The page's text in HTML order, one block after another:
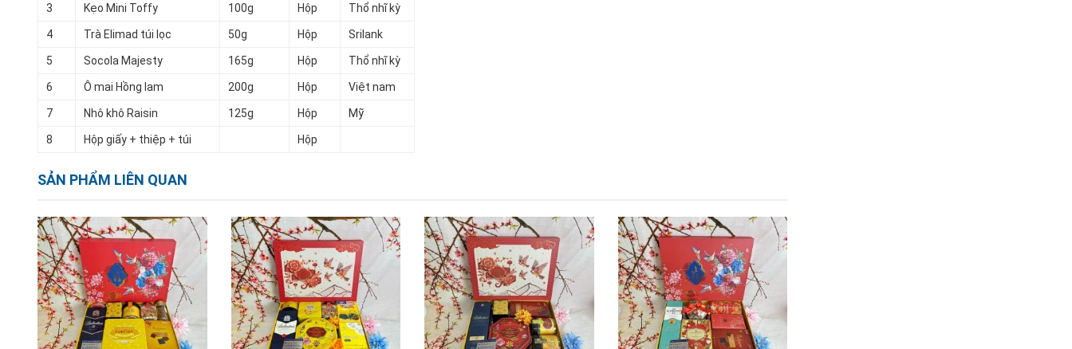
3 Kẹo Mini Toffy 100g Hộp Thổ nhĩ kỳ
4 Trà Elimad túi lọc 50g Hộp Srilank
5 Socola Majesty 165g Hộp Thổ nhĩ kỳ
6 Ô mai Hồng lam 200g Hộp Việt nam
7 Nhô khô Raisin 125g Hộp Mỹ
8 Hộp giấy + thiệp + túi Hộp
SẢN PHẨM LIÊN QUAN